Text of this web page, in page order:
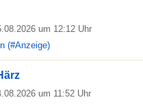
um 12:12 Uhr
(#Anzeige)
um 11:52 Uhr